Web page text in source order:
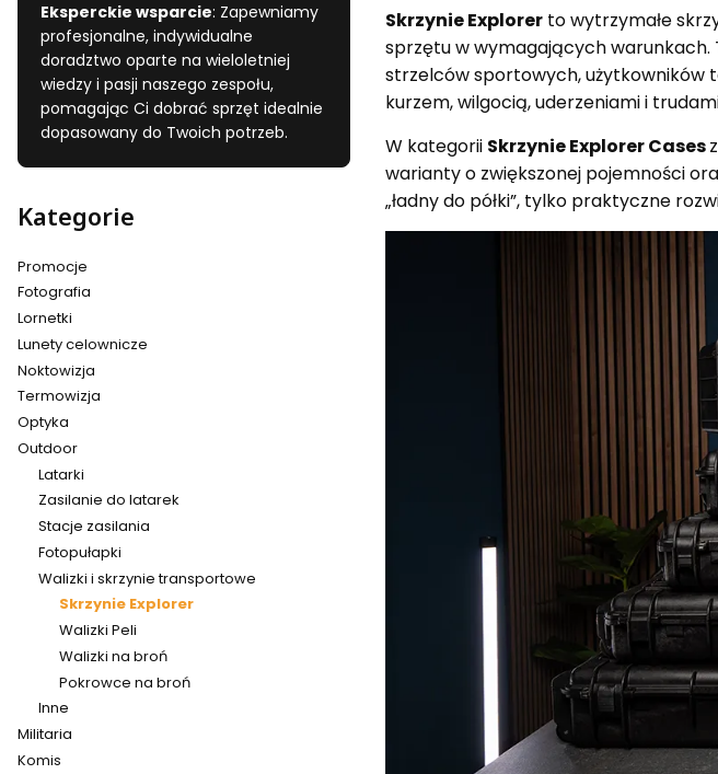
Eksperckie wsparcie: Zapewniamy
profesjonalne, indywidualne
doradztwo oparte na wieloletniej
wiedzy i pasji naszego zespołu,
pomagając Ci dobrać sprzęt idealnie
dopasowany do Twoich potrzeb.
Kategorie
Promocje
Fotografia
Lornetki
Lunety celownicze
Noktowizja
Termowizja
Optyka
Outdoor
Latarki
Zasilanie do latarek
Stacje zasilania
Fotopułapki
Walizki i skrzynie transportowe
Skrzynie Explorer
Walizki Peli
Walizki na broń
Pokrowce na broń
Inne
Militaria
Komis
Skrzynie Explorer to wytrzymałe
sprzętu w wymagających warunkach.
strzelców sportowych, użytkowników
kurzem, wilgocią, uderzeniami i
W kategorii Skrzynie Explorer Cases
warianty o zwiększonej pojemności
„ładny do półki”, tylko praktyczne